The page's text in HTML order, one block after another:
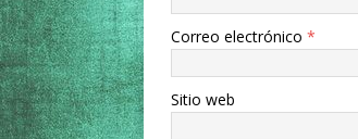
Correo electrónico *
Sitio web